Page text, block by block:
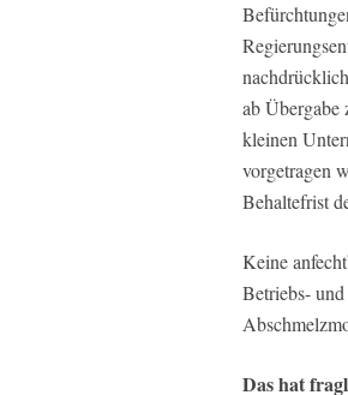
ab Übergabe
kleinen
vorgetragen
Behaltefrist
Keine
Betriebs-
Das hat